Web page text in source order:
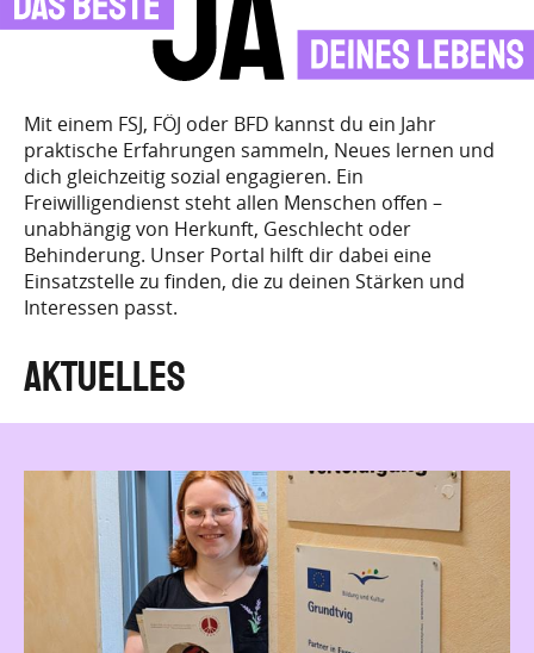
Mit einem FSJ, FÖJ oder BFD kannst du ein Jahr
praktische Erfahrungen sammeln, Neues lernen und
dich gleichzeitig sozial engagieren. Ein
Freiwilligendienst steht allen Menschen offen –
unabhängig von Herkunft, Geschlecht oder
Behinderung. Unser Portal hilft dir dabei eine
Einsatzstelle zu finden, die zu deinen Stärken und
Interessen passt.
Aktuelles